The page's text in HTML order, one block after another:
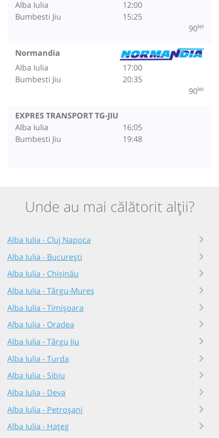
Alba Iulia
Bumbesti Jiu
12:00
15:25
90lei
Normandia
Alba Iulia
Bumbesti Jiu
17:00
20:35
90lei
EXPRES TRANSPORT TG-JIU
Alba Iulia
Bumbesti Jiu
16:05
19:48
Unde au mai călătorit alții?
Alba Iulia - Cluj Napoca
Alba Iulia - București
Alba Iulia - Chișinău
Alba Iulia - Târgu-Mureș
Alba Iulia - Timișoara
Alba Iulia - Oradea
Alba Iulia - Târgu Jiu
Alba Iulia - Turda
Alba Iulia - Sibiu
Alba Iulia - Deva
Alba Iulia - Petroșani
Alba Iulia - Hațeg